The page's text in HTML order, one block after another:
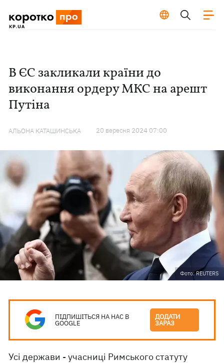
В ЄС закликали країни до
виконання ордеру МКС на арешт
Путіна
АЛЬОНА КАТАШИНСЬКА 20 вересня 2024 07:00
Фото: REUTERS
ПІДПИШІТЬСЯ НА НАС В
GOOGLE
ДОДАТИ
ЗАРАЗ
Усі держави - учасниці Римського статуту